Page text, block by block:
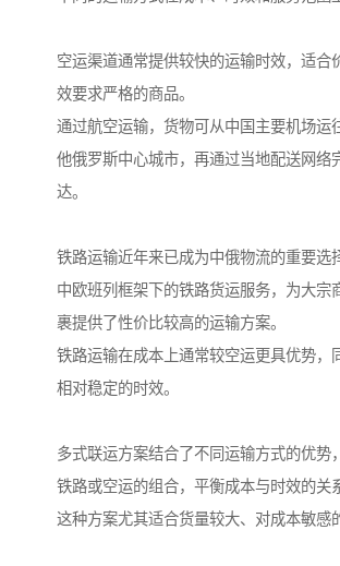
空运渠道通常提供较快的运输时效，适合
效要求严格的商品。
通过航空运输，货物可从中国主要机场运
他俄罗斯中心城市，再通过当地配送网络
达。
铁路运输近年来已成为中俄物流的重要选
中欧班列框架下的铁路货运服务，为大宗
裹提供了性价比较高的运输方案。
铁路运输在成本上通常较空运更具优势，
相对稳定的时效。
多式联运方案结合了不同运输方式的优势
铁路或空运的组合，平衡成本与时效的关
这种方案尤其适合货量较大、对成本敏感